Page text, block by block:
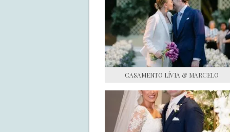
CASAMENTO LÍVIA & MARCELO